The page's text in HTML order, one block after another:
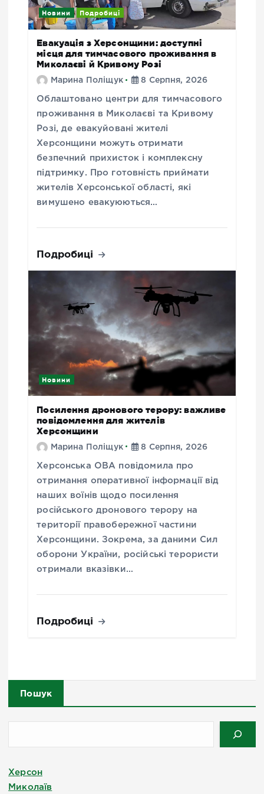
Новини Подробиці
Евакуація з Херсонщини: доступні
місця для тимчасового проживання в
Миколаєві й Кривому Розі
Марина Поліщук 8 Серпня, 2026
Облаштовано центри для тимчасового
проживання в Миколаєві та Кривому
Розі, де евакуйовані жителі
Херсонщини можуть отримати
безпечний прихисток і комплексну
підтримку. Про готовність приймати
жителів Херсонської області, які
вимушено евакуюються…
Подробиці
Новини
Посилення дронового терору: важливе
повідомлення для жителів
Херсонщини
Марина Поліщук 8 Серпня, 2026
Херсонська ОВА повідомила про
отримання оперативної інформації від
наших воїнів щодо посилення
російського дронового терору на
території правобережної частини
Херсонщини. Зокрема, за даними Сил
оборони України, російські терористи
отримали вказівки…
Подробиці
Пошук
Херсон
Миколаїв